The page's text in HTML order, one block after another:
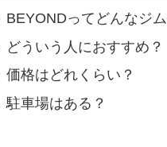
BEYONDってどんなジ
どういう人におすすめ？
価格はどれくらい？
駐車場はある？